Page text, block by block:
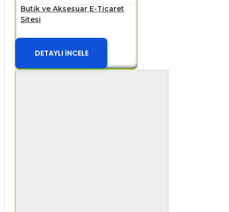
Butik ve Aksesuar E-Ticaret
Sitesi
DETAYLI İNCELE